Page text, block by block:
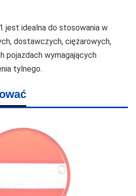
jest idealna do stosowania w
dostawczych, ciężarowych,
pojazdach wymagających
tylnego.